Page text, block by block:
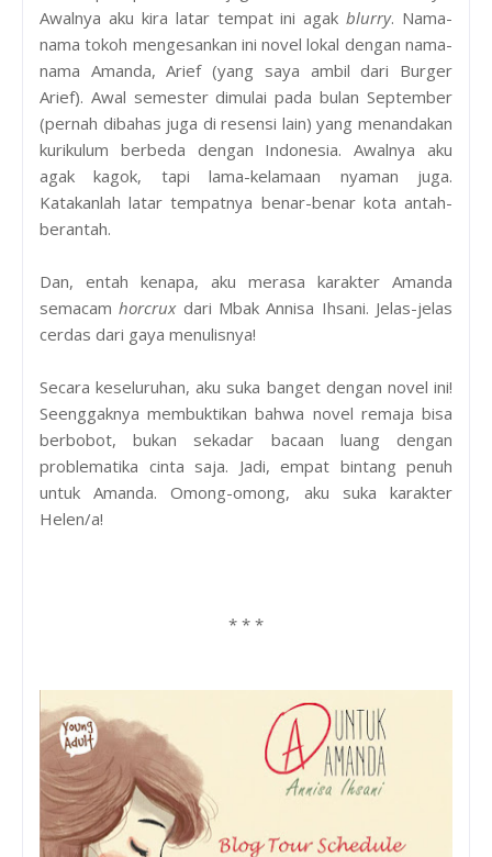
Awalnya aku kira latar tempat ini agakblurry. Nama-
nama tokoh mengesankan ini novel lokal dengan nama-
nama Amanda, Arief (yang saya ambil dari Burger
Arief). Awal semester dimulai pada bulan September
(pernah dibahas juga di resensi lain) yang menandakan
kurikulum berbeda dengan Indonesia. Awalnya aku
agak kagok, tapi lama-kelamaan nyaman juga.
Katakanlah latar tempatnya benar-benar kota antah-
berantah.
Dan, entah kenapa, aku merasa karakter Amanda
semacamhorcruxdari Mbak Annisa Ihsani. Jelas-jelas
cerdas dari gaya menulisnya!
Secara keseluruhan, aku suka banget dengan novel ini!
Seenggaknya membuktikan bahwa novel remaja bisa
berbobot, bukan sekadar bacaan luang dengan
problematika cinta saja. Jadi, empat bintang penuh
untuk Amanda. Omong-omong, aku suka karakter
Helen/a!
* * *